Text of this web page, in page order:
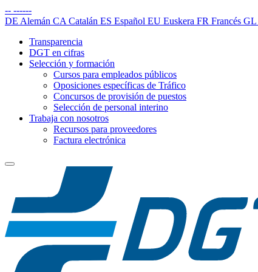
-- ------
DE Alemán CA Catalán ES Español EU Euskera FR Francés GL
Transparencia
DGT en cifras
Selección y formación
Cursos para empleados públicos
Oposiciones específicas de Tráfico
Concursos de provisión de puestos
Selección de personal interino
Trabaja con nosotros
Recursos para proveedores
Factura electrónica